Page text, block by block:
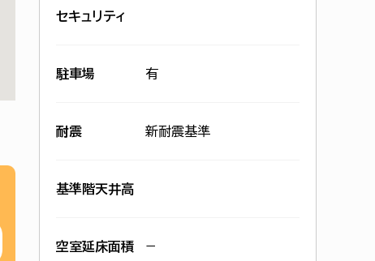
セキュリティ
駐車場 有
耐震 新耐震基準
基準階天井高
空室延床面積 −